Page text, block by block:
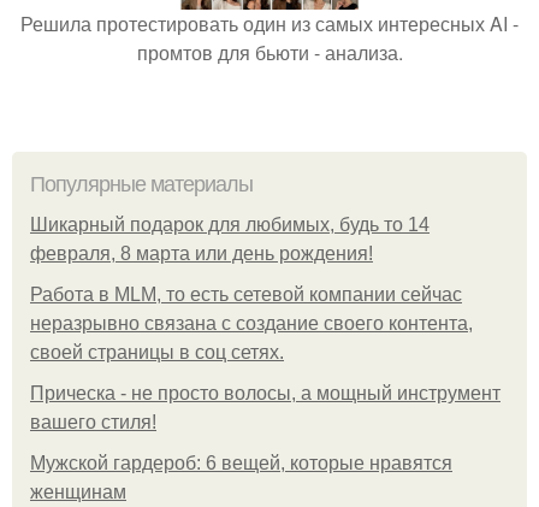
Решила протестировать один из самых интересных AI -
промтов для бьюти - анализа.
Популярные материалы
Шикарный подарок для любимых, будь то 14
февраля, 8 марта или день рождения!
Работа в MLM, то есть сетевой компании сейчас
неразрывно связана с создание своего контента,
своей страницы в соц сетях.
Прическа - не просто волосы, а мощный инструмент
вашего стиля!
Мужской гардероб: 6 вещей, которые нравятся
женщинам